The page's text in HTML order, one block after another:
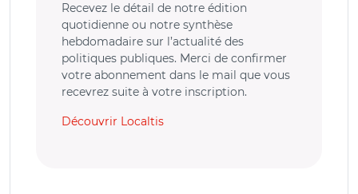
Recevez le détail de notre édition
quotidienne ou notre synthèse
hebdomadaire sur l’actualité des
politiques publiques. Merci de confirmer
votre abonnement dans le mail que vous
recevrez suite à votre inscription.
Découvrir Localtis